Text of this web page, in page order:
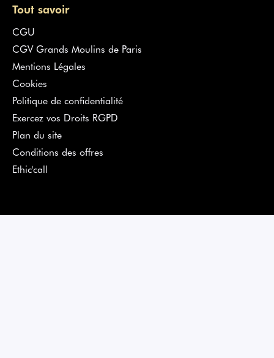
Tout savoir
CGU
CGV Grands Moulins de Paris
Mentions Légales
Cookies
Politique de confidentialité
Exercez vos Droits RGPD
Plan du site
Conditions des offres
Ethic'call